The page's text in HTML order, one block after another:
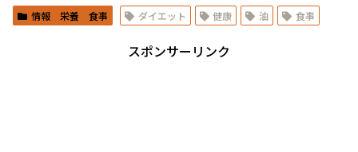
情報 栄養 食事 ダイエット 健康 油 食事
スポンサーリンク